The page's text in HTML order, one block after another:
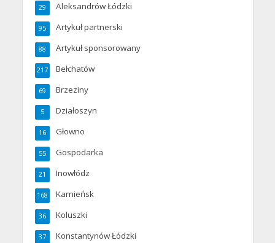
Aleksandrów Łódzki
29
Artykuł partnerski
95
Artykuł sponsorowany
88
Bełchatów
217
Brzeziny
69
Działoszyn
5
Głowno
16
Gospodarka
55
Inowłódz
21
Kamieńsk
168
Koluszki
36
Konstantynów Łódzki
37